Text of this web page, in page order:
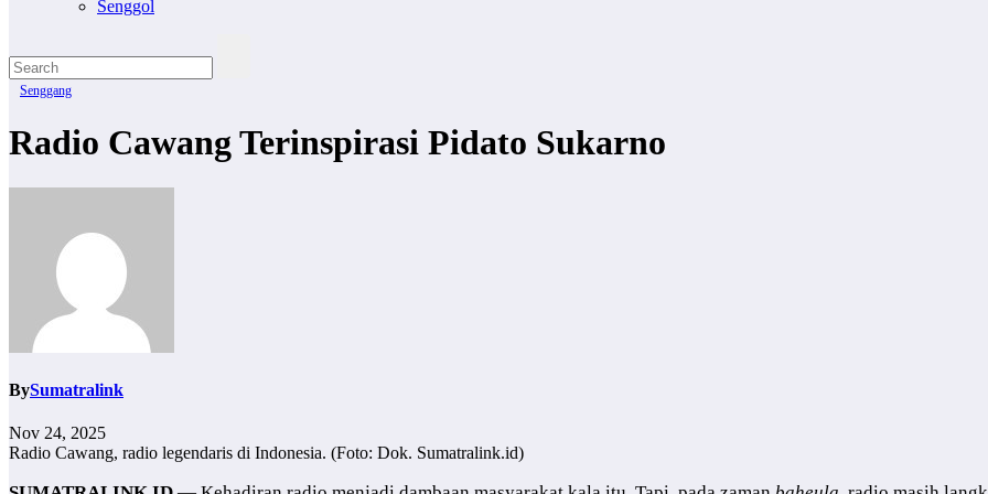
Senggol
Senggang
Radio Cawang Terinspirasi Pidato Sukarno
BySumatralink
Nov 24, 2025
Radio Cawang, radio legendaris di Indonesia. (Foto: Dok. Sumatralink.id)